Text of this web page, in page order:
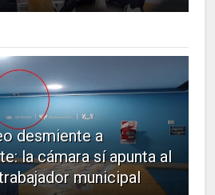
desmiente a
la cámara sí apunta al
municipal